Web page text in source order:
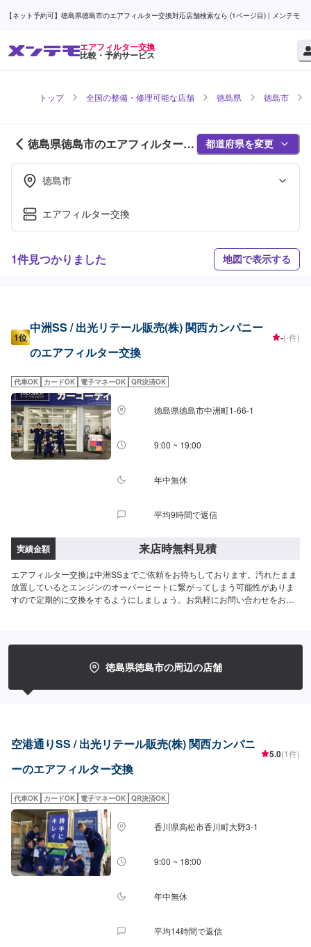
【ネット予約可】徳島県徳島市のエアフィルター交換対応店舗検索なら (1ページ目) | メンテモ
エアフィルター交換
比較・予約サービス
トップ 全国の整備・修理可能な店舗 徳島県 徳島市
徳島県徳島市のエアフィルター交
換対応店舗紹介 (1ページ目)
都道府県を変更
徳島市
エアフィルター交換
1件見つかりました 地図で表示する
1位
中洲SS / 出光リテール販売(株) 関西カンパニー
のエアフィルター交換
-(-件)
代車OK カードOK 電子マネーOK QR決済OK
徳島県徳島市中洲町1-66-1
9:00 ~ 19:00
年中無休
平均9時間で返信
実績金額 来店時無料見積
エアフィルター交換は中洲SSまでご依頼をお待ちしております。汚れたまま
放置しているとエンジンのオーバーヒートに繋がってしまう可能性がありま
すので定期的に交換をするようにしましょう。お気軽にお問い合わせをお待
徳島県徳島市の周辺の店舗
空港通りSS / 出光リテール販売(株) 関西カンパニ
ーのエアフィルター交換
5.0(1件)
代車OK カードOK 電子マネーOK QR決済OK
香川県高松市香川町大野3-1
9:00 ~ 18:00
年中無休
平均14時間で返信